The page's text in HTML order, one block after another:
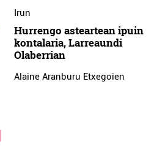
Irun
Hurrengo asteartean ipuin
kontalaria, Larreaundi
Olaberrian
Alaine Aranburu Etxegoien